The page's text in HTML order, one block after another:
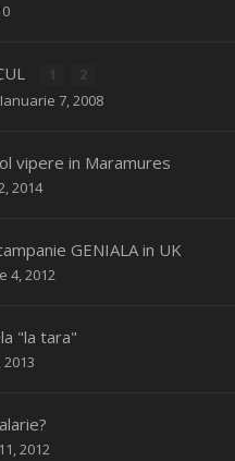
Ianuarie 7, 2008
vipere in Maramures
2014
GENIALA in UK
4, 2012
"la tara"
2012